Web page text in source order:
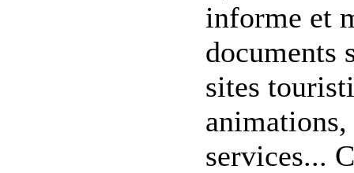
informe et
documents
sites
services...